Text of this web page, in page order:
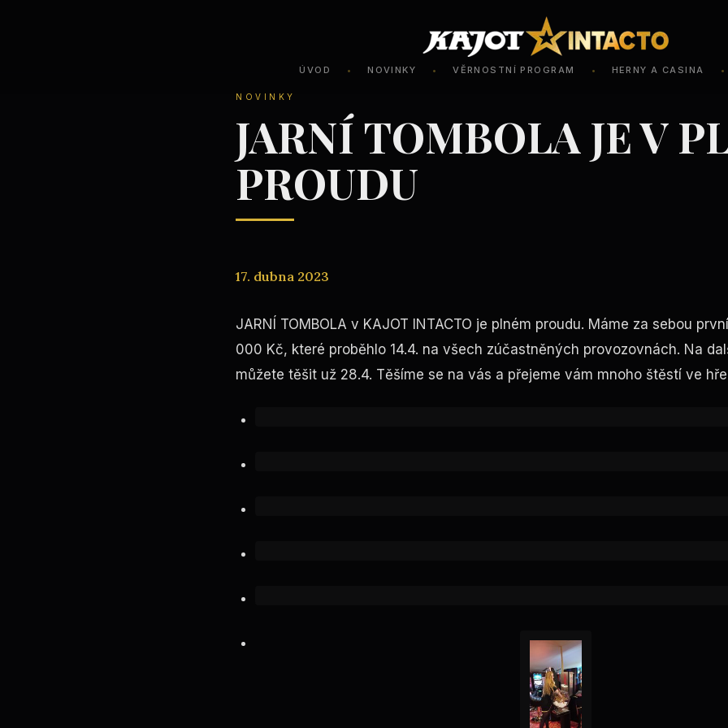
ÚVOD • NOVINKY • VĚRNOSTNÍ PROGRAM • HERNY A CASINA •
NOVINKY
JARNÍ TOMBOLA JE V
PROUDU
17. dubna 2023
JARNÍ TOMBOLA v KAJOT INTACTO je plném proudu. Máme za sebou
000 Kč, které proběhlo 14.4. na všech zúčastněných provozovnách. Na
můžete těšit už 28.4. Těšíme se na vás a přejeme vám mnoho štěstí ve